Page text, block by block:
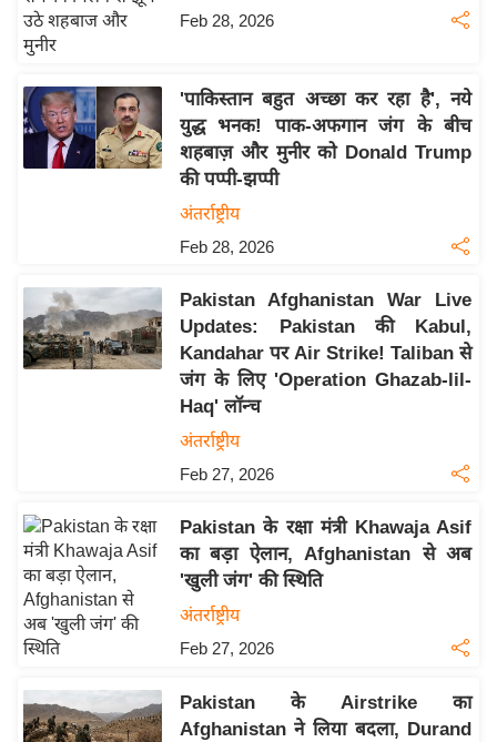
ई
-
प
र
मि
सा
ल
यं
ग
इं
डि
या
हि
त्य
Feb 28, 2026
'पाकिस्तान बहुत अच्छा कर रहा है', नये
युद्ध भनक! पाक-अफगान जंग के बीच
शहबाज़ और मुनीर को Donald Trump
की पप्पी-झप्पी
अंतर्राष्ट्रीय
Feb 28, 2026
Pakistan Afghanistan War Live
Updates: Pakistan की Kabul,
Kandahar पर Air Strike! Taliban से
जंग के लिए 'Operation Ghazab-lil-
Haq' लॉन्च
अंतर्राष्ट्रीय
Feb 27, 2026
Pakistan के रक्षा मंत्री Khawaja Asif
का बड़ा ऐलान, Afghanistan से अब
'खुली जंग' की स्थिति
अंतर्राष्ट्रीय
Feb 27, 2026
Pakistan के Airstrike का
Afghanistan ने लिया बदला, Durand